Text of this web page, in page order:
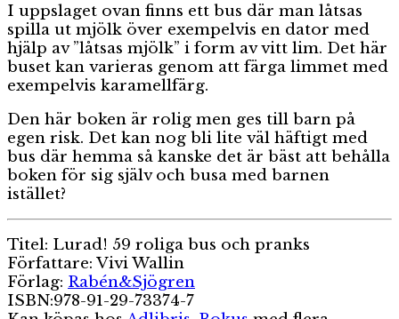
I uppslaget ovan finns ett bus där man låtsas
spilla ut mjölk över exempelvis en dator med
hjälp av ”låtsas mjölk” i form av vitt lim. Det här
buset kan varieras genom att färga limmet med
exempelvis karamellfärg.
Den här boken är rolig men ges till barn på
egen risk. Det kan nog bli lite väl häftigt med
bus där hemma så kanske det är bäst att behålla
boken för sig själv och busa med barnen
istället?
Titel: Lurad! 59 roliga bus och pranks
Författare: Vivi Wallin
Förlag: Rabén&Sjögren
ISBN:978-91-29-73374-7